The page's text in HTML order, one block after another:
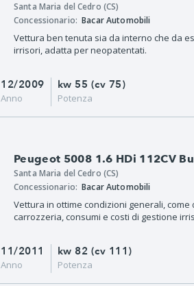
Santa Maria del Cedro (CS)
Concessionario: Bacar Automobili
Vettura ben tenuta sia da interno che da
irrisori, adatta per neopatentati.
12/2009
Anno
kw 55 (cv 75)
Potenza
Peugeot 5008 1.6 HDi 112CV
Santa Maria del Cedro (CS)
Concessionario: Bacar Automobili
Vettura in ottime condizioni generali,
carrozzeria, consumi e costi di gestione
11/2011
Anno
kw 82 (cv 111)
Potenza